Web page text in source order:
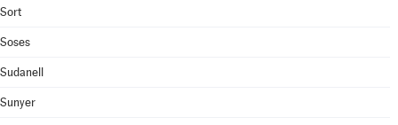
Sort
Soses
Sudanell
Sunyer